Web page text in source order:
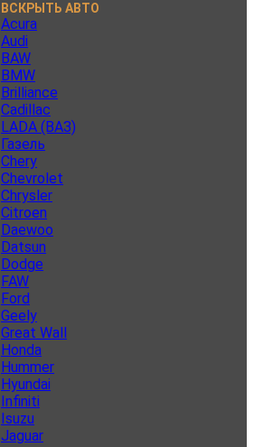
ВСКРЫТЬ АВТО
Acura
Audi
BAW
BMW
Brilliance
Cadillac
LADA (ВАЗ)
Газель
Chery
Chevrolet
Chrysler
Citroen
Daewoo
Datsun
Dodge
FAW
Ford
Geely
Great Wall
Honda
Hummer
Hyundai
Infiniti
Isuzu
Jaguar